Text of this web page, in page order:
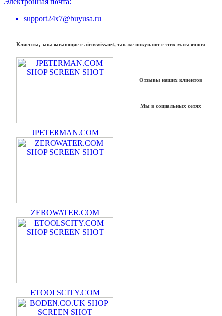
Электронная почта:
support24x7@buyusa.ru
Клиенты, заказывающие с airoswiss.net, так же покупают с этих магазинов:
JPETERMAN.COM
ZEROWATER.COM
ETOOLSCITY.COM
Отзывы наших клиентов
Мы в социальных сетях